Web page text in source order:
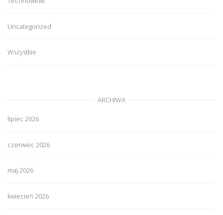
Uncategorized
Wszystkie
ARCHIWA
lipiec 2026
czerwiec 2026
maj 2026
kwiecień 2026